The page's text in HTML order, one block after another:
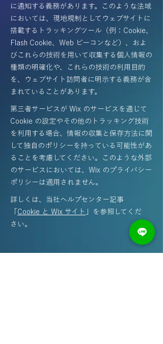
に通知する義務があります。このような法域
においては、現地規制としてウェブサイトに
搭載するトラッキングツール（例：Cookie、
Flash Cookie、Web ビーコンなど）、およ
びこれらの技術を用いて収集する個人情報の
種類の明確化や、これらの技術の利用目的
を、ウェブサイト訪問者に明示する義務が含
まれていることがあります。
第三者サービスが Wix のサービスを通じて
Cookie の設定やその他のトラッキング技術
を利用する場合、情報の収集と保存方法に関
して独自のポリシーを持っている可能性があ
ることを考慮してください。このような外部
のサービスにおいては、Wix のプライバシー
ポリシーは適用されません。
詳しくは、当社ヘルプセンター記事
Cookie と Wix サイト
」を参照してくだ
さい。